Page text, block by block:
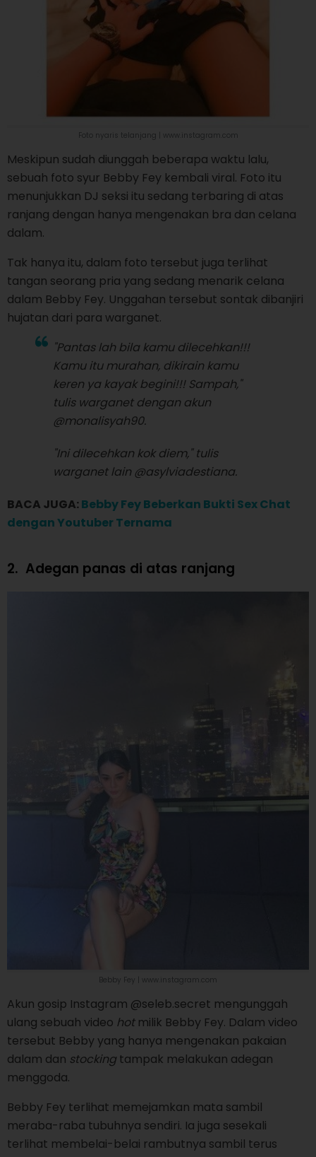
Foto nyaris telanjang | www.instagram.com
Meskipun sudah diunggah beberapa waktu lalu,
sebuah foto syur Bebby Fey kembali viral. Foto itu
menunjukkan DJ seksi itu sedang terbaring di atas
ranjang dengan hanya mengenakan bra dan celana
dalam.
Tak hanya itu, dalam foto tersebut juga terlihat
tangan seorang pria yang sedang menarik celana
dalam Bebby Fey. Unggahan tersebut sontak dibanjiri
hujatan dari para warganet.
"Pantas lah bila kamu dilecehkan!!!
Kamu itu murahan, dikirain kamu
keren ya kayak begini!!! Sampah,"
tulis warganet dengan akun
@monalisyah90.
"Ini dilecehkan kok diem," tulis
warganet lain @asylviadestiana.
BACA JUGA:Bebby Fey Beberkan Bukti Sex Chat
dengan Youtuber Ternama
2. Adegan panas di atas ranjang
Bebby Fey | www.instagram.com
Akun gosip Instagram @seleb.secret mengunggah
ulang sebuah video hot milik Bebby Fey. Dalam video
tersebut Bebby yang hanya mengenakan pakaian
dalam dan stocking tampak melakukan adegan
menggoda.
Bebby Fey terlihat memejamkan mata sambil
meraba-raba tubuhnya sendiri. Ia juga sesekali
terlihat membelai-belai rambutnya sambil terus